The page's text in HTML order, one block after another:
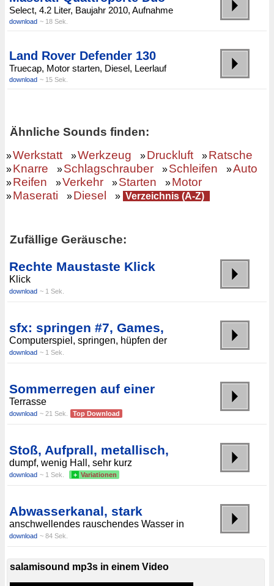
Select, 4.2 Liter, Baujahr 2010, Aufnahme
download ~ 18 Sek.
Land Rover Defender 130
Truecap, Motor starten, Diesel, Leerlauf
download ~ 15 Sek.
Ähnliche Sounds finden:
»Werkstatt »Werkzeug »Druckluft »Ratsche
»Knarre »Schlagschrauber »Schleifen »Auto
»Reifen »Verkehr »Starten »Motor
»Maserati »Diesel » Verzeichnis (A-Z)
Zufällige Geräusche:
Rechte Maustaste Klick
Klick
download ~ 1 Sek.
sfx: springen #7, Games,
Computerspiel, springen, hüpfen der
download ~ 1 Sek.
Sommerregen auf einer
Terrasse
download ~ 21 Sek. Top Download
Stoß, Aufprall, metallisch,
dumpf, wenig Hall, sehr kurz
download ~ 1 Sek. + Variationen
Abwasserkanal, stark
anschwellendes rauschendes Wasser in
download ~ 84 Sek.
salamisound mp3s in einem Video